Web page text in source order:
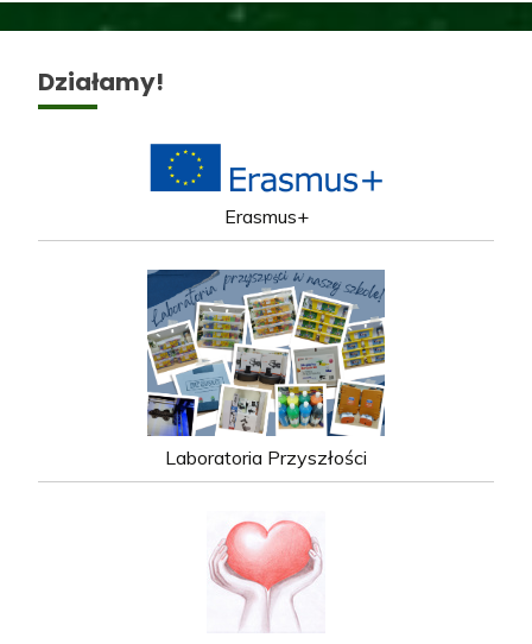
Działamy!
Erasmus+
Laboratoria Przyszłości